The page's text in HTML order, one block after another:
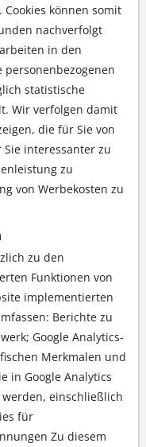
können somit
nachverfolgt
in den
statistische
Wir verfolgen damit
die für Sie von
interessanter zu
zu
von Werbekosten zu
zu den
Funktionen von
implementierten
Berichte zu
Google Analytics-
Merkmalen und
in Google Analytics
werden, einschließlich
für
Zu diesem